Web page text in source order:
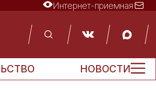
Интернет-приемная
НОВОСТИ